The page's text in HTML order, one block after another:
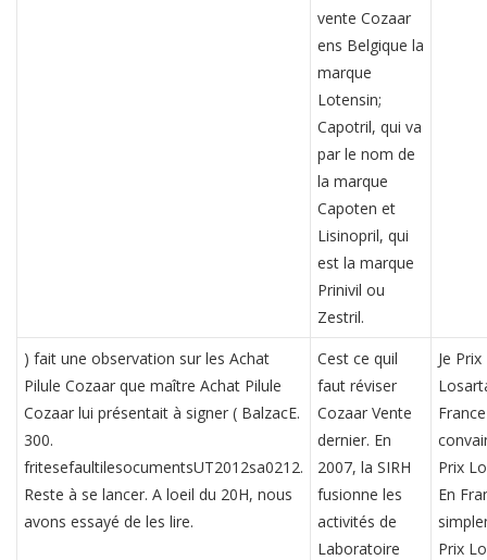
vente Cozaar
ens Belgique la
marque
Lotensin;
Capotril, qui va
par le nom de
la marque
Capoten et
Lisinopril, qui
est la marque
Prinivil ou
Zestril.
) fait une observation sur les Achat
Pilule Cozaar que maître Achat Pilule
Cozaar lui présentait à signer ( BalzacE.
300.
fritesefaultilesocumentsUT2012sa0212.
Reste à se lancer. A loeil du 20H, nous
avons essayé de les lire.
Cest ce quil
faut réviser
Cozaar Vente
dernier. En
2007, la SIRH
fusionne les
activités de
Laboratoire
Je Prix
Prix
En
Prix